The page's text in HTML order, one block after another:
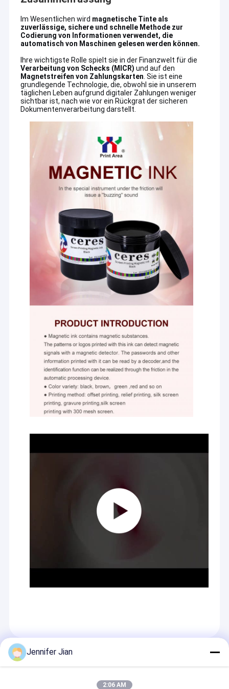
Druck von Gummi-Dekkengut
Offsetdruckmaterial
Ersatzteile für Druckmaschinen
Doppelschleiferdraht
BOPP-Wärmelaminierungsfolie
UV-flexo Tinte
UVsiebdruckfarbe
Im Wesentlichen wird magnetische Tinte als
zuverlässige, sichere und schnelle Methode zur
Codierung von Informationen verwendet, die
automatisch von Maschinen gelesen werden können.
Ihre wichtigste Rolle spielt sie in der Finanzwelt für die
Verarbeitung von Schecks (MICR) und auf den
Magnetstreifen von Zahlungskarten . Sie ist eine
grundlegende Technologie, die, obwohl sie in unserem
täglichen Leben aufgrund digitaler Zahlungen weniger
sichtbar ist, nach wie vor ein Rückgrat der sicheren
Dokumentenverarbeitung darstellt.
Empfohlene Produkte
Jennifer Jian
2:06 AM